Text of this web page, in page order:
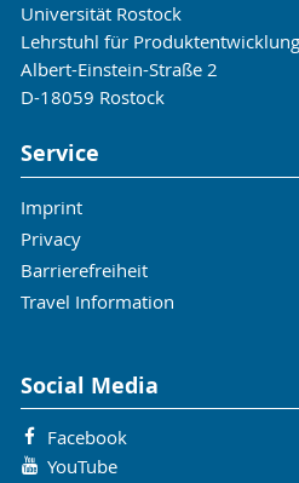
Universität Rostock
Lehrstuhl für Produktentwicklung
Albert-Einstein-Straße 2
D-18059 Rostock
Service
Imprint
Privacy
Barrierefreiheit
Travel Information
Social Media
Facebook
YouTube